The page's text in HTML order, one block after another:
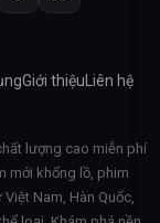
Giới thiệu Liên hệ
lượng cao miễn phí
mới khổng lồ, phim
Nam, Hàn Quốc,